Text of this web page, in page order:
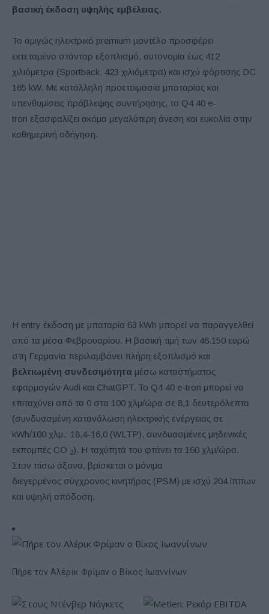
βασική έκδοση υψηλής εμβέλειας.
Το αμιγώς ηλεκτρικό premium μοντέλο προσφέρει
εκτεταμένο στάνταρ εξοπλισμό, αυτονομία έως 412
χιλιόμετρα (Sportback: 423 χιλιόμετρα) και ισχύ φόρτισης DC
165 kW. Με κατάλληλη προετοιμασία μπαταρίας και
υπενθυμίσεις πρόβλεψης συντήρησης, το Q4 40 e-
tron εξασφαλίζει ακόμα μεγαλύτερη άνεση και ευκολία στην
καθημερινή οδήγηση.
H entry έκδοση με μπαταρία 63 kWh μπορεί να παραγγελθεί
από τα μέσα Φεβρουαρίου. Η βασική τιμή των 46.150 ευρώ
στη Γερμανία περιλαμβάνει πλήρη εξοπλισμό και
βελτιωμένη συνδεσιμότητα μέσω καταστήματος
εφαρμογών Audi και ChatGPT. Το Q4 40 e-tron μπορεί να
επιταχύνει από τα 0 στα 100 χλμ/ώρα σε 8,1 δευτερόλεπτα
(συνδυασμένη κατανάλωση ηλεκτρικής ενέργειας σε
kWh/100 χλμ.: 18,4-16,0 (WLTP), συνδυασμένες μηδενικές
εκπομπές CO 2). Η ταχύτητά του φτάνει τα 160 χλμ/ώρα.
Στον πίσω άξονα, βρίσκεται ο μόνιμα
διεγερμένος σύγχρονος κινητήρας (PSM) με ισχύ 204 ίππων
και υψηλή απόδοση.
Πήρε τον Αλέρικ Φρίμαν ο Βίκος Ιωαννίνων